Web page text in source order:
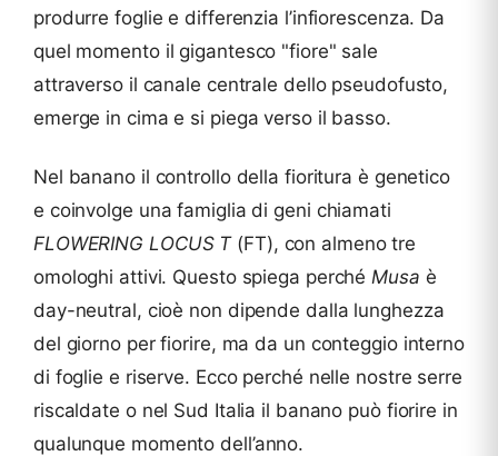
produrre foglie e differenzia l’infiorescenza. Da
quel momento il gigantesco "fiore" sale
attraverso il canale centrale dello pseudofusto,
emerge in cima e si piega verso il basso.
Nel banano il controllo della fioritura è genetico
e coinvolge una famiglia di geni chiamati
FLOWERING LOCUS T(FT), con almeno tre
omologhi attivi. Questo spiega perché Musa è
day-neutral, cioè non dipende dalla lunghezza
del giorno per fiorire, ma da un conteggio interno
di foglie e riserve. Ecco perché nelle nostre serre
riscaldate o nel Sud Italia il banano può fiorire in
qualunque momento dell’anno.